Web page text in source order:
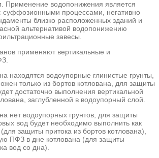
Применение водопонижения является
суффозионными процессами, негативно
близко расположенных зданий и
альтернативой водопонижению
завесы.
применяют вертикальные и
находятся водоупорные глинистые грунты,
только из бортов котлована, для защиты
достаточно выполнения вертикальной
заглубленной в водоупорный слой.
нет водоупорных грунтов, для защиты
вод будет необходимо выполнить как
защиты притока из бортов котлована),
ПФЗ в дне котлована (для защиты
вод со дна).